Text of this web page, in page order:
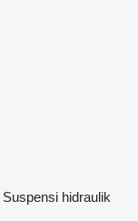
Suspensi hidraulik